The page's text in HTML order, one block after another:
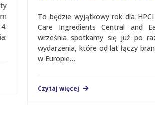
To będzie wyjątkowy rok dla HPCI CEE
Care Ingredients Central and
września spotkamy się już po raz 15.,
wydarzenia, które od lat łączy branżę
w Europie…
Czytaj więcej